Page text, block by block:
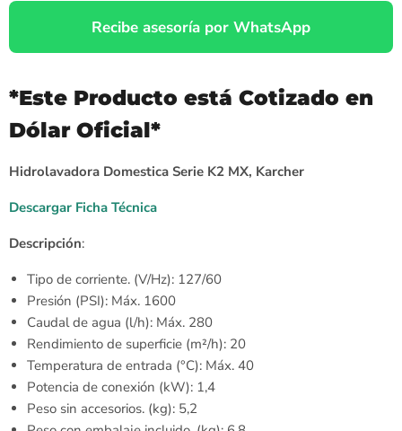
Recibe asesoría por WhatsApp
*Este Producto está Cotizado en
Dólar Oficial*
Hidrolavadora Domestica Serie K2 MX, Karcher
Descargar Ficha Técnica
Descripción:
Tipo de corriente. (V/Hz): 127/60
Presión (PSI): Máx. 1600
Caudal de agua (l/h): Máx. 280
Rendimiento de superficie (m²/h): 20
Temperatura de entrada (°C): Máx. 40
Potencia de conexión (kW): 1,4
Peso sin accesorios. (kg): 5,2